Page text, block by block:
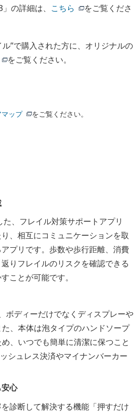
の詳細は、 こちら
をご覧くださ
”で購入された方に、オリジナルの
をご覧ください。
ップ
をご覧ください。
、フレイル対策サポートアプリ
、相互にコミュニケーションを取
プリです。歩数や歩行距離、消費
りフレイルのリスクを確認できる
ことが可能です。
ボディーだけでなくディスプレーや
、本体は泡タイプのハンドソープ
め、いつでも簡単に清潔に保つこと
シュレス決済やマイナンバーカー
心
診断して解決する機能「押すだけ